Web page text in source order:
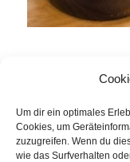
Um dir ein optimales
Cookies, um
zuzugreifen. Wenn du
wie das Surfverhalten
Eintrag teilen